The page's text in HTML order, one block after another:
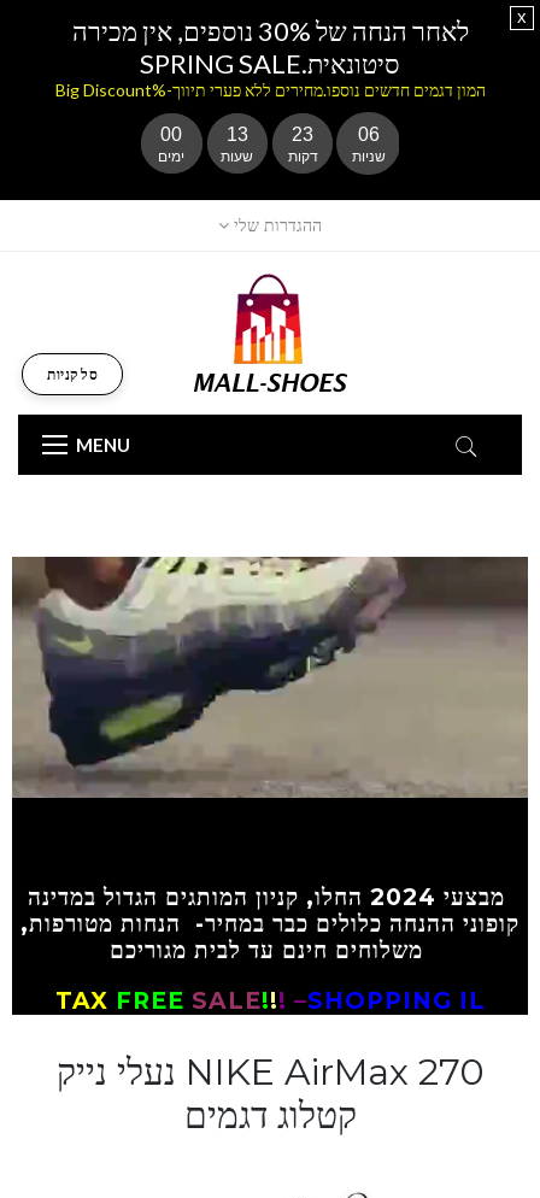
ההגדרות שלי
MENU
סל קניות
מבצעי
2024 החלו, קניון המותגים הגדול במדינה
קופוני ההנחה כלולים כבר במחיר- הנחות מטורפות,
משלוחים חינם עד לבית מגוריכם
TAX FREE SALE!!! –SHOPPING IL
NIKE AirMax 270 נעלי נייק
קטלוג דגמים
לאחר הנחה של 30% נוספים, אין מכירה
סיטונאית.SPRING SALE
המון דגמים חדשים נוספו.מחירים ללא פערי תיווך-%Big Discount
00
ימים
13
שעות
23
דקות
05
שניות
x